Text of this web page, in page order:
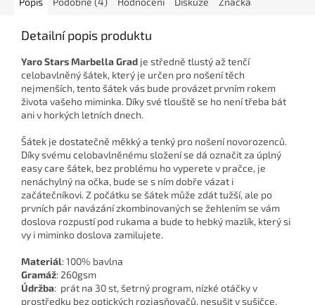
Detailní popis produktu
Yaro Stars Marbella Grad je středně tlustý až tenčí
celobavlněný šátek, který je určen pro nošení těch
nejmenších, tento šátek vás bude provázet prvním rokem
života vašeho miminka. Díky své tlouště se ho není třeba bát
ani v horkých letních dnech.
Šátek je dostatečně měkký a tenký pro nošení novorozenců.
Díky svému celobavlněnému složení se dá označit za úplný
easy care šátek, bez problému ho vyperete v pračce, je
nenáchylný na očka, bude se s ním dobře vázat i
začátečníkovi. Z počátku se šátek může zdát tužší, ale po
prvních pár navázání zkombinovaných se žehlením se vám
doslova rozpustí pod rukama a bude to hebký mazlík, který si
vy i miminko doslova zamilujete.
Materiál: 100% bavlna
Gramáž: 260gsm
Údržba: prát na 30 st, šetrný program, nízké otáčky v
prostředku bez optických rozjasňovačů, nesušit v sušičce,